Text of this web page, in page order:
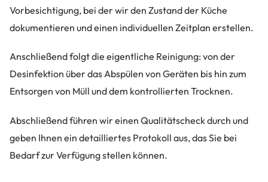
Vorbesichtigung, bei der wir den Zustand der Küche
dokumentieren und einen individuellen Zeitplan erstellen.
Anschließend folgt die eigentliche Reinigung: von der
Desinfektion über das Abspülen von Geräten bis hin zum
Entsorgen von Müll und dem kontrollierten Trocknen.
Abschließend führen wir einen Qualitätscheck durch und
geben Ihnen ein detailliertes Protokoll aus, das Sie bei
Bedarf zur Verfügung stellen können.